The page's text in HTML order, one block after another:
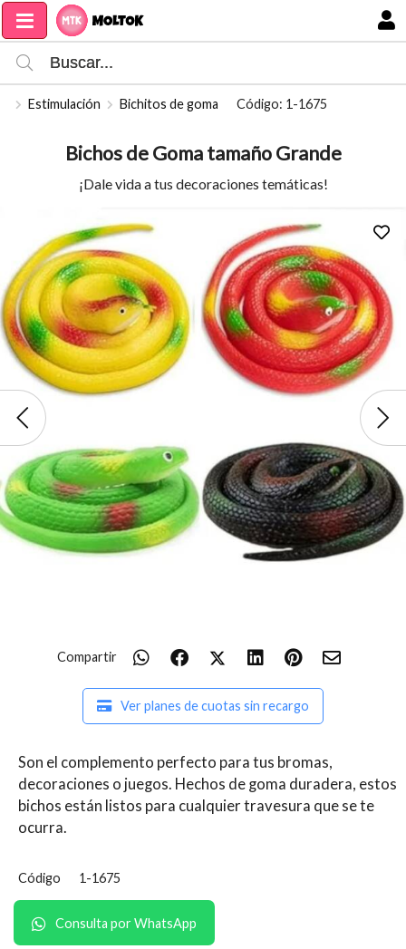
Compartir por email
Enviar
Estimulación Bichitos de goma Código: 1-1675
Bichos de Goma tamaño Grande
¡Dale vida a tus decoraciones temáticas!
Compartir
Ver planes de cuotas sin recargo
Son el complemento perfecto para tus bromas,
decoraciones o juegos. Hechos de goma duradera, estos
bichos están listos para cualquier travesura que se te
ocurra.
Código 1-1675
Consulta por WhatsApp